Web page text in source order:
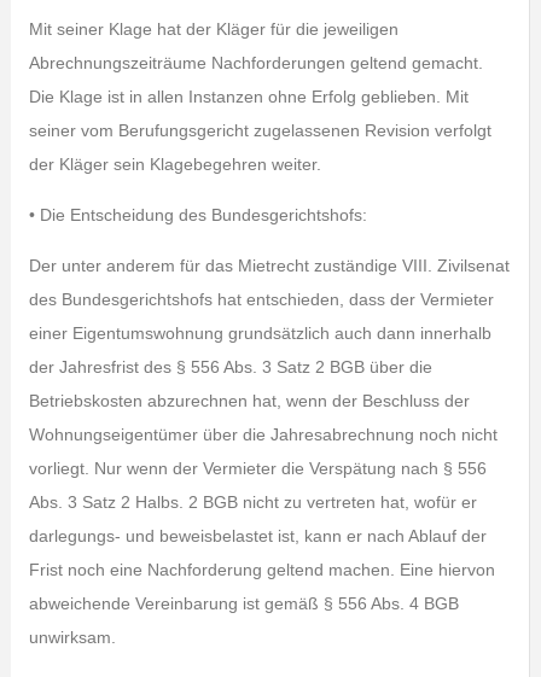
Mit seiner Klage hat der Kläger für die jeweiligen
Abrechnungszeiträume Nachforderungen geltend gemacht.
Die Klage ist in allen Instanzen ohne Erfolg geblieben. Mit
seiner vom Berufungsgericht zugelassenen Revision verfolgt
der Kläger sein Klagebegehren weiter.
• Die Entscheidung des Bundesgerichtshofs:
Der unter anderem für das Mietrecht zuständige VIII. Zivilsenat
des Bundesgerichtshofs hat entschieden, dass der Vermieter
einer Eigentumswohnung grundsätzlich auch dann innerhalb
der Jahresfrist des § 556 Abs. 3 Satz 2 BGB über die
Betriebskosten abzurechnen hat, wenn der Beschluss der
Wohnungseigentümer über die Jahresabrechnung noch nicht
vorliegt. Nur wenn der Vermieter die Verspätung nach § 556
Abs. 3 Satz 2 Halbs. 2 BGB nicht zu vertreten hat, wofür er
darlegungs- und beweisbelastet ist, kann er nach Ablauf der
Frist noch eine Nachforderung geltend machen. Eine hiervon
abweichende Vereinbarung ist gemäß § 556 Abs. 4 BGB
unwirksam.